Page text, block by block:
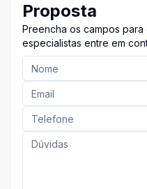
Proposta
Preencha os campos para
especialistas entre em